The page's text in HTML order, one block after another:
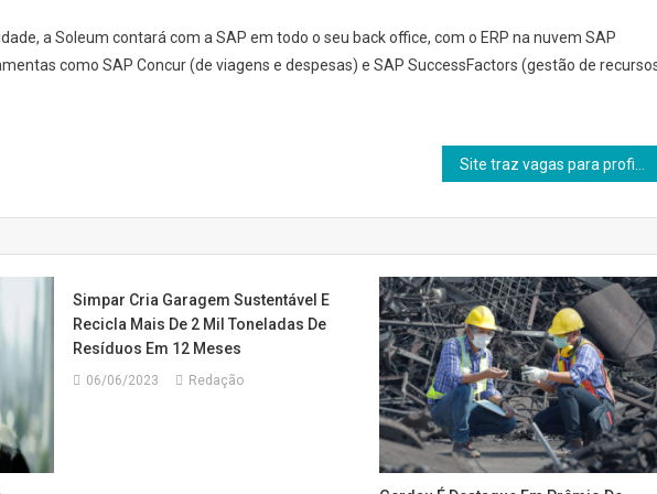
a Soleum contará com a SAP em todo o seu back office, com o ERP na nuvem SAP
como SAP Concur (de viagens e despesas) e SAP SuccessFactors (gestão de
Simpar Cria Garagem Sustentável E
Recicla Mais De 2 Mil Toneladas De
Resíduos Em 12 Meses
06/06/2023 Redação